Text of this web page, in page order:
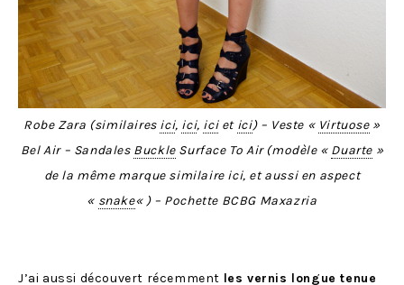
Robe Zara (similaires ici, ici, iciet ici) – Veste « Virtuose»
Bel Air – Sandales BuckleSurface To Air (modèle « Duarte »
de la même marque similaire ici, et aussi en aspect
« snake« ) – Pochette BCBG Maxazria
J’ai aussi découvert récemment les vernis longue tenue